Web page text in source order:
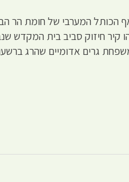
המערבי של חומת הר
קיר חיזוק סביב בית המקדש
בשנת 40 לפני הספירה) האדומי נכד למשפחת